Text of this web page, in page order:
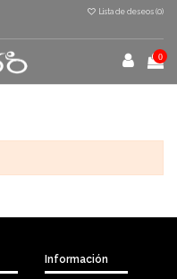
Lista de deseos (0)
0
Información